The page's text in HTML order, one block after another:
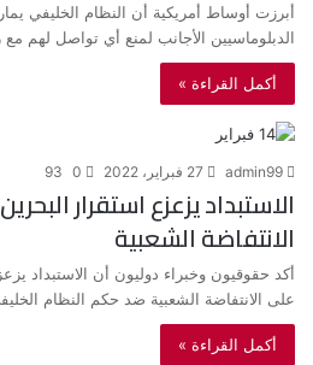
أبرزت أوساط أمريكية أن النظام الخليفي
الدبلوماسيين الأجانب لمنع أي تواصل لهم
أكمل القراءة »
admin99 27 فبراير، 2022 0
93
الانتفاضة الشعبية
على الانتفاضة الشعبية ضد حكم النظام
أكمل القراءة »